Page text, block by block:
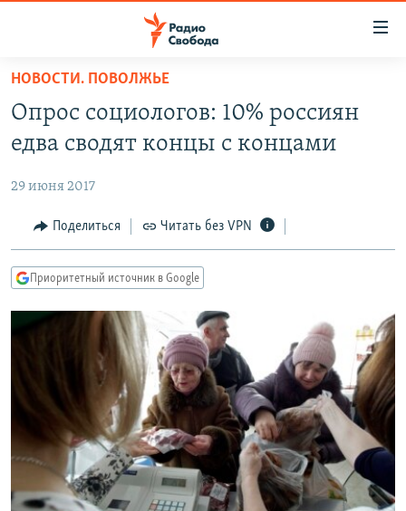
упрощенного
доступа
основному
Вернутся
главной
навигации
Вернутся
ПОДКАСТЫ
ЦИТАТЫ СВОБОДЫ
МНЕНИЯ
IDEL.РЕАЛИИ
КАВКАЗ.РЕАЛИИ
СЕВЕР.РЕАЛИИ
СИБИРЬ.РЕАЛИИ
РАСПИСАНИЕ ВЕЩАНИЯ
ПОДПИШИТЕСЬ НА РАССЫЛКУ
СОЦИАЛЬНЫЕ СЕТИ
НОВОСТИ. ПОВОЛЖЬЕ
Опрос социологов: 10% россиян
едва сводят концы с концами
29 июня 2017
Поделиться Читать без VPN
Приоритетный источник в Google